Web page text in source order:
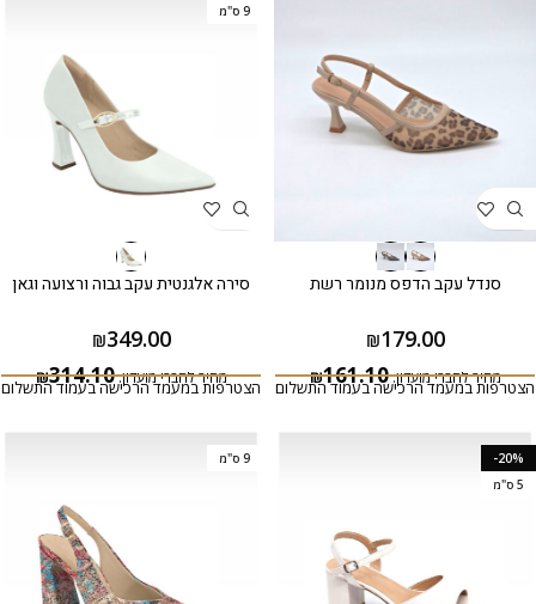
סנדל עקב הדפס מנומר רשת
₪179.00
מחיר לחברי מועדון: ₪161.10
הצטרפות במעמד הרכישה בעמוד התשלום
9 ס"מ
סירה אלגנטית עקב גבוה ורצועה וגאן
₪349.00
מחיר לחברי מועדון: ₪314.10
הצטרפות במעמד הרכישה בעמוד התשלום
-20%
5 ס"מ
9 ס"מ